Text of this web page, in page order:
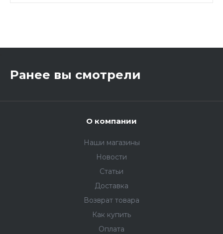
Ранее вы смотрели
О компании
Наши магазины
Новости
Статьи
Доставка
Возврат товара
Как купить
Оплата